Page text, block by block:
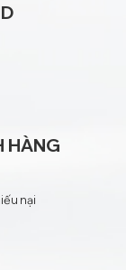
HÀNG
nại